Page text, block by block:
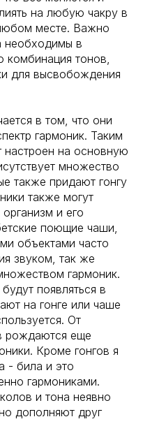
на любую чакру в
месте. Важно
необходимы в
комбинация тонов,
для высвобождения
в том, что они
гармоник. Таким
настроен на основную
множество
также придают гонгу
также могут
и его
поющие чаши,
объектами часто
звуком, так же
гармоник.
появляться в
на гонге или чаше
От
рождаются еще
Кроме гонгов я
- била и это
гармониками.
и тона неявно
дополняют друг